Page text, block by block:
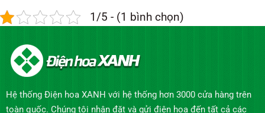
1/5 - (1 bình chọn)
Hệ thống Điện hoa XANH với hệ thống hơn 3000 cửa hàng trên
toàn quốc. Chúng tôi nhận đặt và gửi điện hoa đến tất cả các